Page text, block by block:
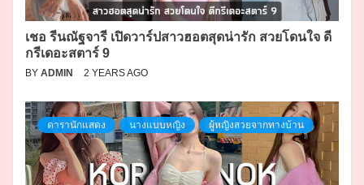
เชอ รีนณัฐจารี เปิดวาร์ปสาวฮอตสุดน่ารัก สวยโดนใจ ดี
กรีเดอะสตาร์ 9
BY ADMIN 2 YEARS AGO
ดารานักแสดง นางแบบหญิง ผู้หญิงสวยจากทางบ้าน